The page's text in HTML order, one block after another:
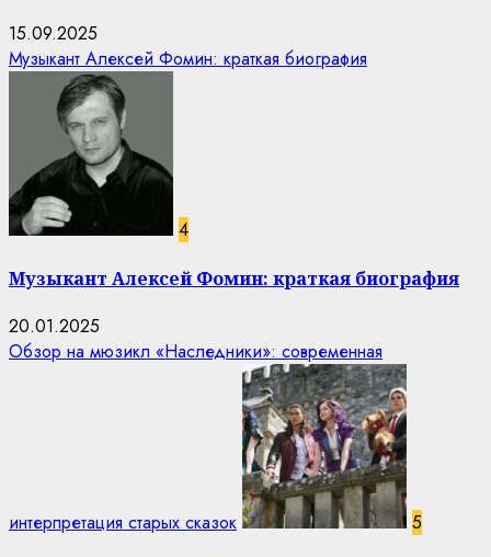
15.09.2025
Музыкант Алексей Фомин: краткая биография
4
Музыкант Алексей Фомин: краткая биография
20.01.2025
Обзор на мюзикл «Наследники»: современная
интерпретация старых сказок 5